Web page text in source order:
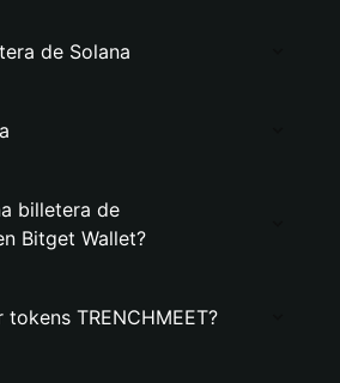
de Solana
billetera de
Bitget Wallet?
TRENCHMEET?